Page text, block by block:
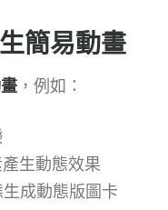
簡易動畫
，例如：
生動態效果
成動態版圖卡